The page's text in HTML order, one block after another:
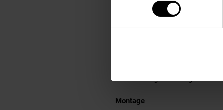
Sheesham Massivholz
Montageanleitung und
Montage